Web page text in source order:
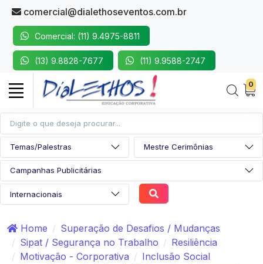
comercial@dialethoseventos.com.br
Comercial: (11) 9.4975-8811
(13) 9.8828-7677 (11) 9.9588-2747
0
Home
Superação de Desafios / Mudanças
Sipat / Segurança no Trabalho
Resiliência
Motivação - Corporativa
Inclusão Social